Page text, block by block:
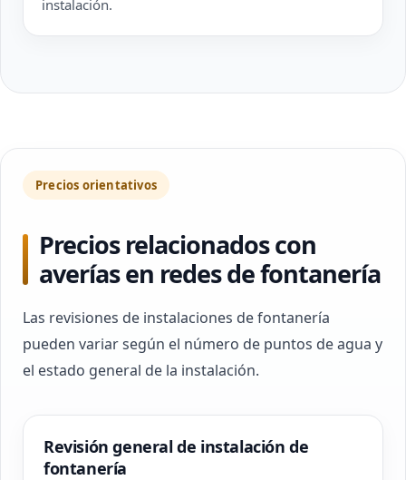
instalación.
Precios orientativos
Precios relacionados con
averías en redes de fontanería
Las revisiones de instalaciones de fontanería
pueden variar según el número de puntos de agua y
el estado general de la instalación.
Revisión general de instalación de
fontanería